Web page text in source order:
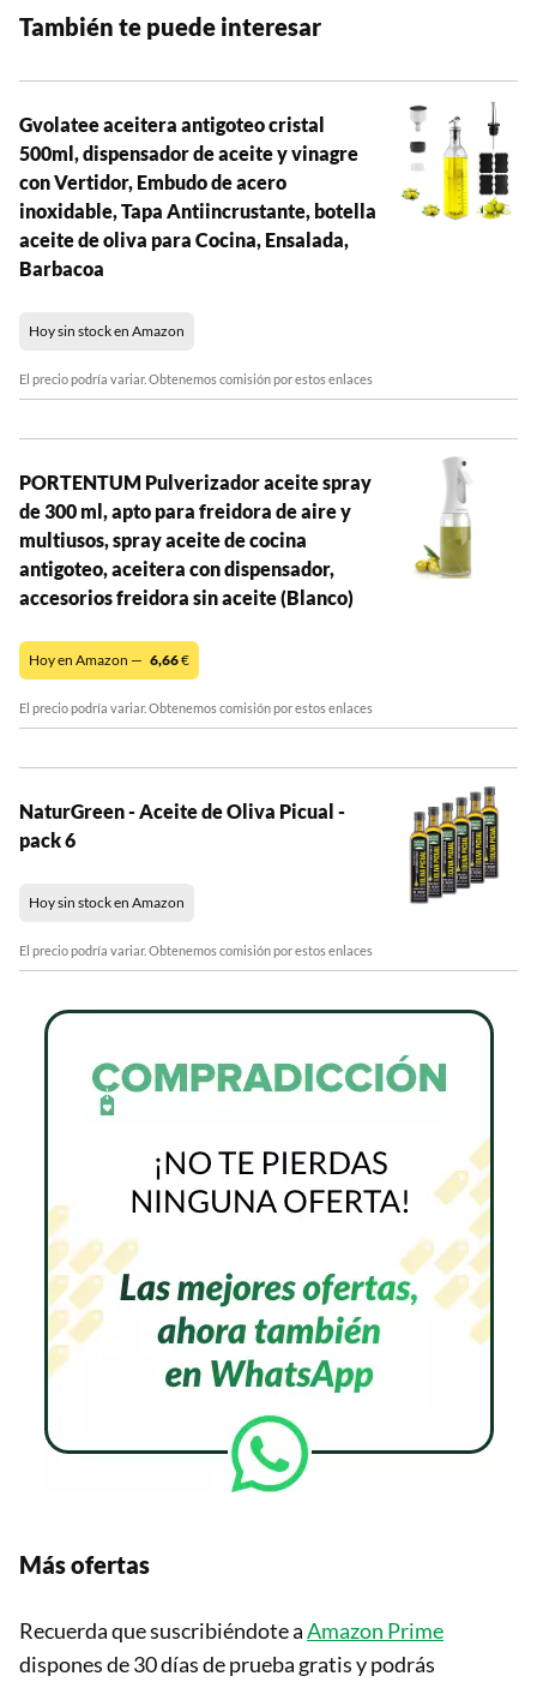
También te puede interesar
Gvolatee aceitera antigoteo cristal
500ml, dispensador de aceite y vinagre
con Vertidor, Embudo de acero
inoxidable, Tapa Antiincrustante, botella
aceite de oliva para Cocina, Ensalada,
Barbacoa
Hoy sin stock en Amazon
El precio podría variar. Obtenemos comisión por estos enlaces
PORTENTUM Pulverizador aceite spray
de 300 ml, apto para freidora de aire y
multiusos, spray aceite de cocina
antigoteo, aceitera con dispensador,
accesorios freidora sin aceite (Blanco)
Hoy en Amazon — 6,66€
El precio podría variar. Obtenemos comisión por estos enlaces
NaturGreen - Aceite de Oliva Picual -
pack 6
Hoy sin stock en Amazon
El precio podría variar. Obtenemos comisión por estos enlaces
Más ofertas
Recuerda que suscribiéndote aAmazon Prime
dispones de 30 días de prueba gratis y podrás